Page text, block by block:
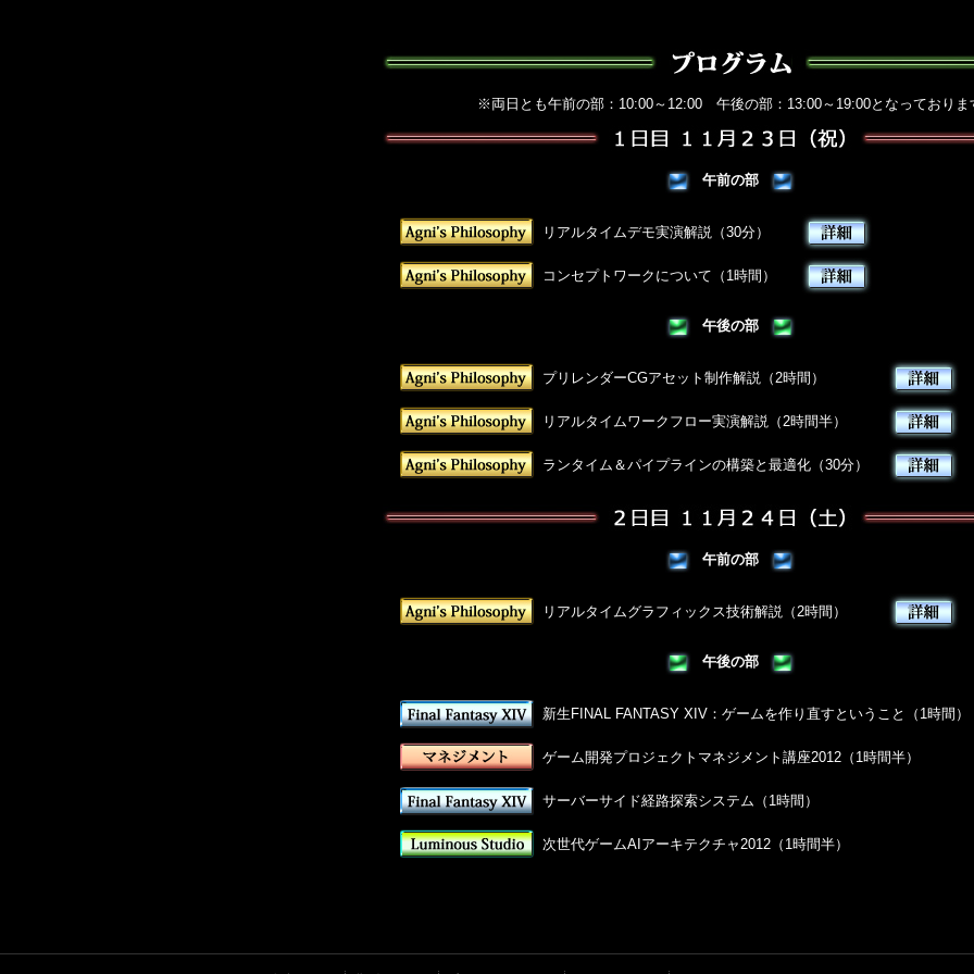
※両日とも午前の部：10:00～12:00 午後の部：13:00～19:00となっておりま
午前の部
リアルタイムデモ実演解説（30分）
コンセプトワークについて（1時間）
午後の部
プリレンダーCGアセット制作解説（2時間）
リアルタイムワークフロー実演解説（2時間半）
ランタイム＆パイプラインの構築と最適化（30分）
午前の部
リアルタイムグラフィックス技術解説（2時間）
午後の部
新生FINAL FANTASY XIV：ゲームを作り直すということ（1時間）
ゲーム開発プロジェクトマネジメント講座2012（1時間半）
サーバーサイド経路探索システム（1時間）
次世代ゲームAIアーキテクチャ2012（1時間半）